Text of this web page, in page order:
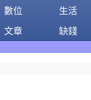
數位 生活
文章 缺錢